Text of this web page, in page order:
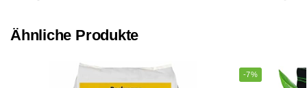
Ähnliche Produkte
-7%